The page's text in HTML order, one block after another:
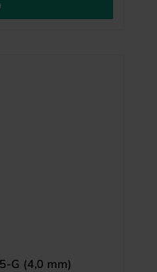
G (4,0 mm)